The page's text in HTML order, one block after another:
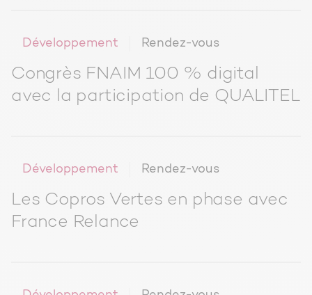
Développement Rendez-vous
Congrès FNAIM 100 % digital
avec la participation de QUALITEL
Développement Rendez-vous
Les Copros Vertes en phase avec
France Relance